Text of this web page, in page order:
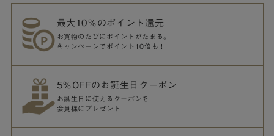
最大10％のポイント還元
お買物のたびにポイントがたまる。
キャンペーンでポイント10倍も！
5％OFFのお誕生日クーポン
お誕生日に使えるクーポンを
会員様にプレゼント